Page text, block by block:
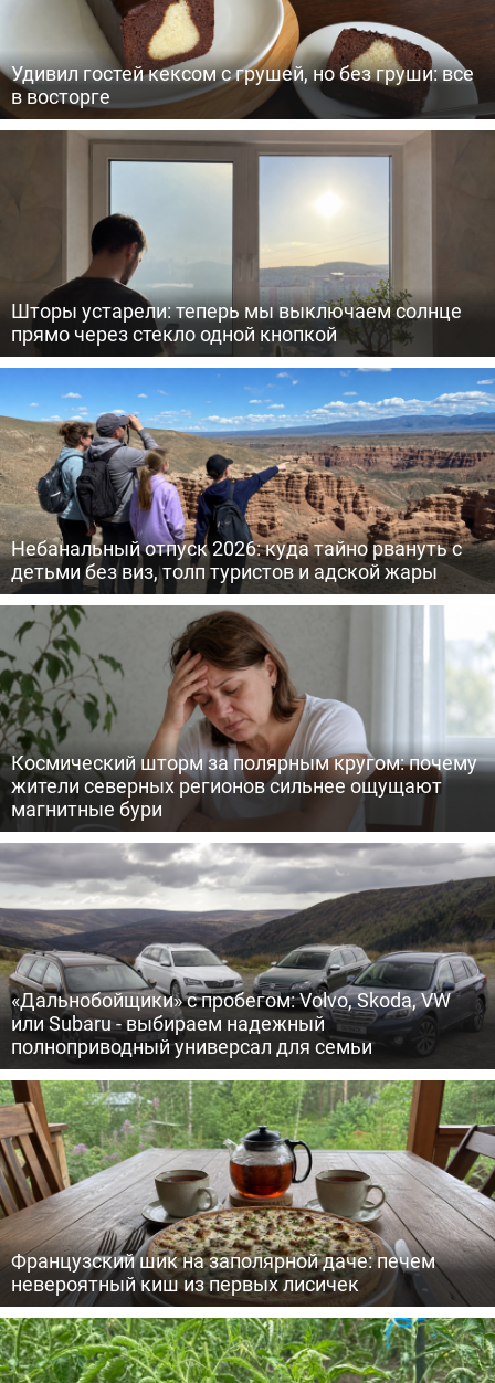
Удивил гостей кексом с грушей, но без груши: все
в восторге
Шторы устарели: теперь мы выключаем солнце
прямо через стекло одной кнопкой
Небанальный отпуск 2026: куда тайно рвануть с
детьми без виз, толп туристов и адской жары
Космический шторм за полярным кругом: почему
жители северных регионов сильнее ощущают
магнитные бури
«Дальнобойщики» с пробегом: Volvo, Skoda, VW
или Subaru - выбираем надежный
полноприводный универсал для семьи
Французский шик на заполярной даче: печем
невероятный киш из первых лисичек